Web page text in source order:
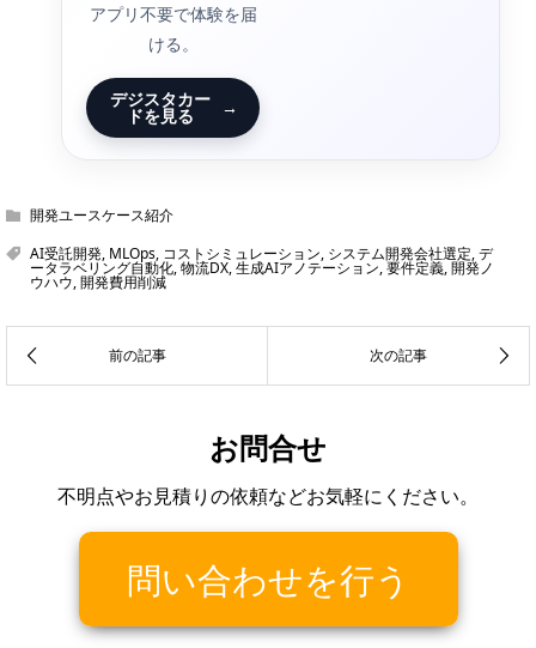
アプリ不要で体験を届
ける。
デジスタカー
ドを見る →
開発ユースケース紹介
AI受託開発, MLOps, コストシミュレーション, システム開発会社選定,デ
ータラベリング自動化,物流DX,生成AIアノテーション,要件定義,開発ノ
ウハウ,開発費用削減
お問合せ
不明点やお見積りの依頼などお気軽にください。
問い合わせを行う